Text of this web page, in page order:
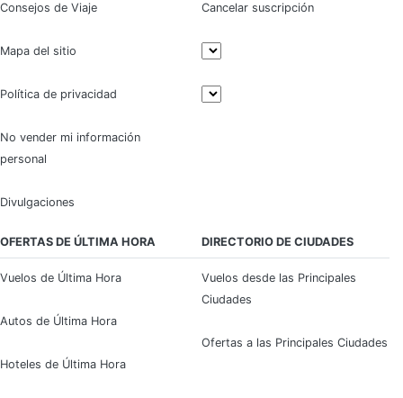
Consejos de Viaje
Mapa del sitio
Política de privacidad
No vender mi información
personal
Divulgaciones
Cancelar suscripción
OFERTAS DE ÚLTIMA HORA
Vuelos de Última Hora
Autos de Última Hora
Hoteles de Última Hora
DIRECTORIO DE CIUDADES
Vuelos desde las Principales
Ciudades
Ofertas a las Principales Ciudades